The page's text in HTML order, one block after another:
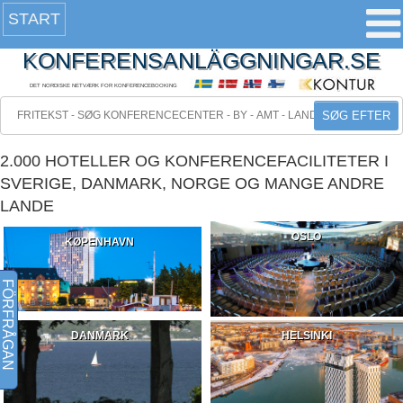
START
KONFERENSANLÄGGNINGAR.SE
DET NORDISKE NETVÆRK FOR KONFERENCEBOOKING
SØG EFTER
2.000 HOTELLER OG KONFERENCEFACILITETER I
SVERIGE, DANMARK, NORGE OG MANGE ANDRE
LANDE
KØPENHAVN OSLO
DANMARK HELSINKI
FÖRFRÅGAN